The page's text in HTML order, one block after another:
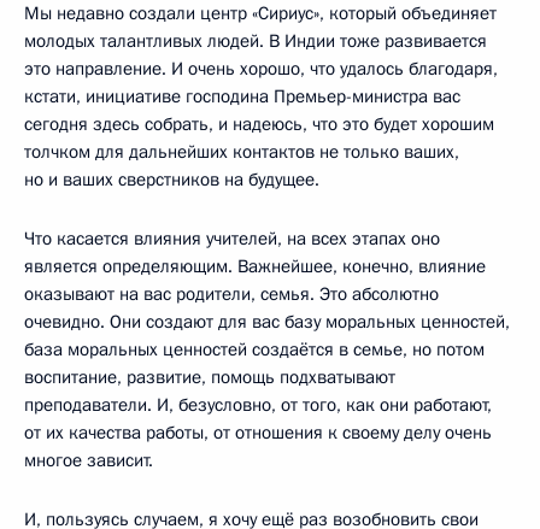
Мы недавно создали центр «Сириус», который объединяет
молодых талантливых людей. В Индии тоже развивается
это направление. И очень хорошо, что удалось благодаря,
кстати, инициативе господина Премьер-министра вас
сегодня здесь собрать, и надеюсь, что это будет хорошим
толчком для дальнейших контактов не только ваших,
но и ваших сверстников на будущее.
Что касается влияния учителей, на всех этапах оно
является определяющим. Важнейшее, конечно, влияние
оказывают на вас родители, семья. Это абсолютно
очевидно. Они создают для вас базу моральных ценностей,
база моральных ценностей создаётся в семье, но потом
воспитание, развитие, помощь подхватывают
преподаватели. И, безусловно, от того, как они работают,
от их качества работы, от отношения к своему делу очень
многое зависит.
И, пользуясь случаем, я хочу ещё раз возобновить свои